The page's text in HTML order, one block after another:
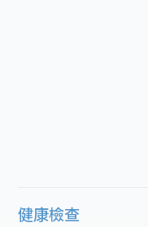
健康檢查